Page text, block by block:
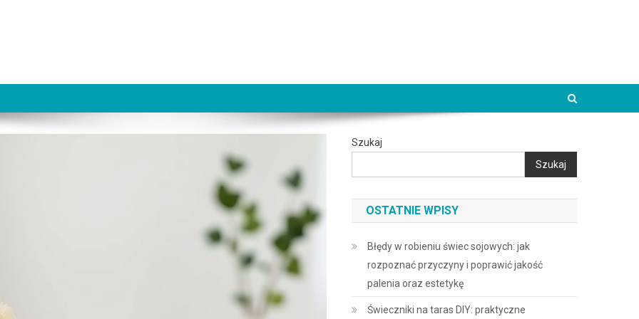
Szukaj
Szukaj
OSTATNIE WPISY
Błędy w robieniu świec sojowych: jak
rozpoznać przyczyny i poprawić jakość
palenia oraz estetykę
Świeczniki na taras DIY: praktyczne